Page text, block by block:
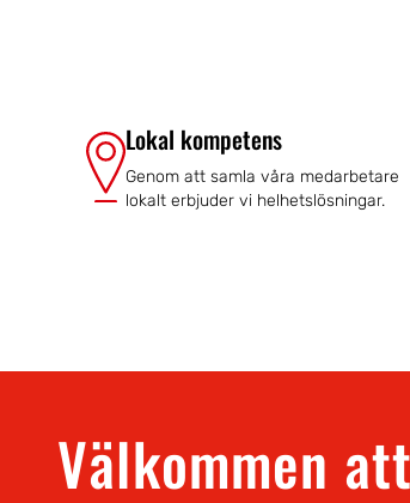
Lokal kompetens
Genom att samla våra medarbetare
lokalt erbjuder vi helhetslösningar.
Välkommen